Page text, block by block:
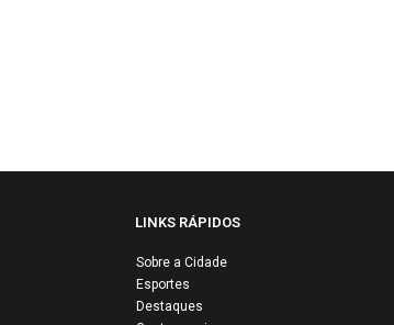
LINKS RÁPIDOS
Sobre a Cidade
Esportes
DestaquesAirbus e Air